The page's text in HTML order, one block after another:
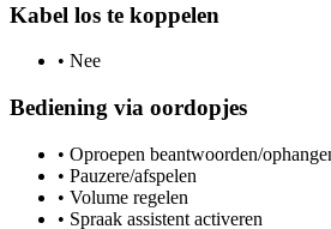
Kabel los te koppelen
• Nee
Bediening via oordopjes
• Oproepen beantwoorden/
• Pauzere/afspelen
• Volume regelen
• Spraak assistent activeren